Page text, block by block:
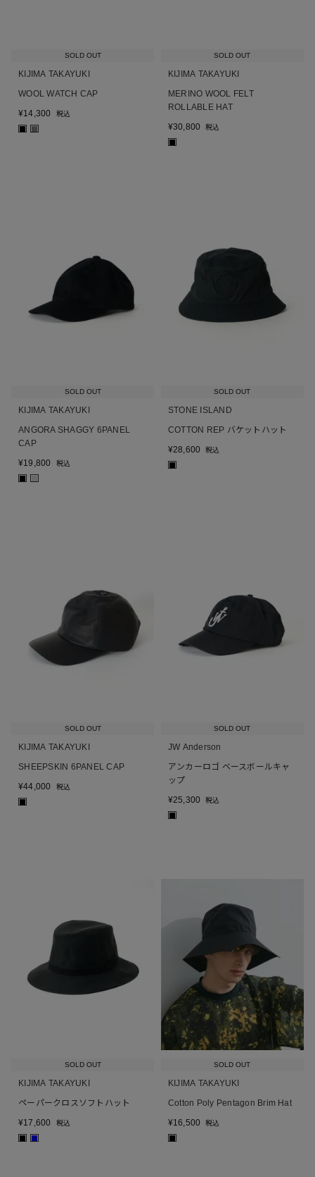
SOLD OUT
KIJIMA TAKAYUKI
WOOL WATCH CAP
¥14,300 税込
■ ■
SOLD OUT
KIJIMA TAKAYUKI
MERINO WOOL FELT
ROLLABLE HAT
¥30,800 税込
■
SOLD OUT
KIJIMA TAKAYUKI
ANGORA SHAGGY 6PANEL
CAP
¥19,800 税込
SOLD OUT
STONE ISLAND
COTTON REP バケットハット
¥28,600 税込
SOLD OUT
KIJIMA TAKAYUKI
SHEEPSKIN 6PANEL CAP
¥44,000 税込
■
SOLD OUT
JW Anderson
アンカーロゴ ベースボールキャ
ップ
¥25,300 税込
■
SOLD OUT
KIJIMA TAKAYUKI
ペーパークロスソフトハット
¥17,600 税込
■ ■
SOLD OUT
KIJIMA TAKAYUKI
Cotton Poly Pentagon Brim Hat
¥16,500 税込
■